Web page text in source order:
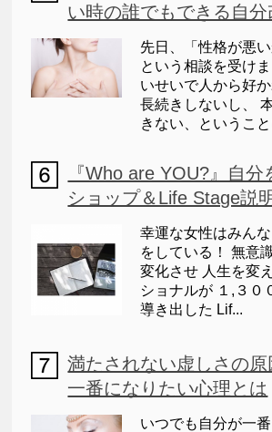
い時の誰でもできる自
先日、「性格が悪
という相談を受け
いせいで人から好
長続きしないし、
きない、というこ
『Who are YOU?』自分
ショップ＆Life Stage説
幸運な女性はみんな
をしている！ 無意
変化させ 人生を変
ショナルが １,３０
導き出した Lif...
満たされない虚しさの
一番になりたい心理とは
いつでも自分が一